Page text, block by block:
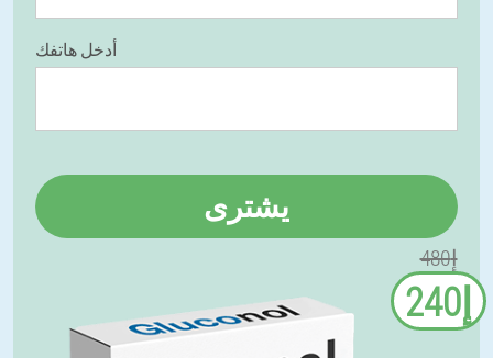
أدخل هاتفك
يشترى
إ480
إ240